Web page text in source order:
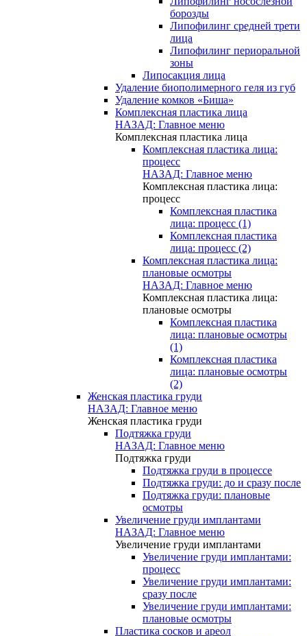
борозды
Липофилинг средней трети
лица
Липофилинг периоральной
зоны
Липосакция лица
Удаление биополимерного геля из губ
Удаление комков «Биша»
Комплексная пластика лица
НАЗАД: Главное меню
Комплексная пластика лица
Комплексная пластика лица:
процесс
НАЗАД: Главное меню
Комплексная пластика лица:
процесс
Комплексная пластика
лица: процесс (1)
Комплексная пластика
лица: процесс (2)
Комплексная пластика лица:
плановые осмотры
НАЗАД: Главное меню
Комплексная пластика лица:
плановые осмотры
Комплексная пластика
лица: плановые осмотры
(1)
Комплексная пластика
лица: плановые осмотры
(2)
Женская пластика груди
НАЗАД: Главное меню
Женская пластика груди
Подтяжка груди
НАЗАД: Главное меню
Подтяжка груди
Подтяжка груди в процессе
Подтяжка груди: до и сразу после
Подтяжка груди: плановые
осмотры
Увеличение груди имплантами
НАЗАД: Главное меню
Увеличение груди имплантами
Увеличение груди имплантами:
процесс
Увеличение груди имплантами:
сразу после
Увеличение груди имплантами:
плановые осмотры
Пластика сосков и ареол